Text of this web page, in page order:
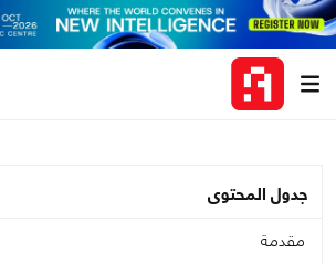
جدول المحتوى
مقدمة